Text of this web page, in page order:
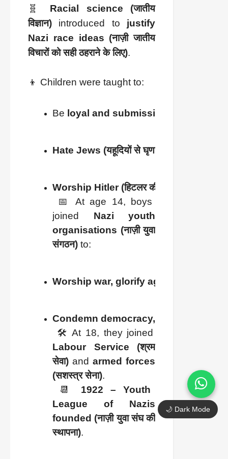
🧬 Racial science (जातीय
विज्ञान) introduced to justify
Nazi race ideas (नाज़ी जातीय
विचारों को सही ठहराने के लिए).
👦 Children were taught to:
Be loyal and submissive (वफादार और
Hate Jews (यहूदियों से घृणा)
Worship Hitler (हिटलर की पूजा)
joined Nazi youth
organisations (नाज़ी युवा
संगठन) to:
Worship war, glorify aggression (युद्ध की
Condemn democracy, hate Jews,
Labour Service (श्रम
सेवा) and armed forces
(सशस्त्र सेना).
📆 1922 – Youth
League of Nazis
founded (नाज़ी युवा संघ की
स्थापना).
🌙 Dark Mode